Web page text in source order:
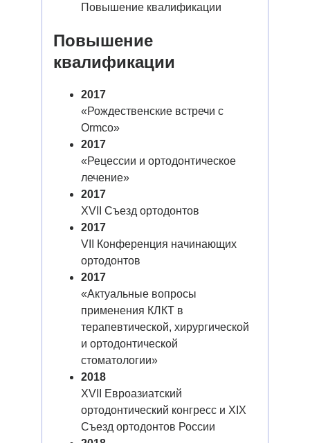
Повышение квалификации
Повышение
квалификации
2017
«Рождественские встречи с
Ormco»
2017
«Рецессии и ортодонтическое
лечение»
2017
XVII Съезд ортодонтов
2017
VII Конференция начинающих
ортодонтов
2017
«Актуальные вопросы
применения КЛКТ в
терапевтической, хирургической
и ортодонтической
стоматологии»
2018
XVII Евроазиатский
ортодонтический конгресс и XIX
Съезд ортодонтов России